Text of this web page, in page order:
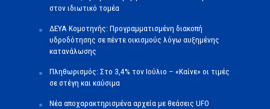
στον ιδιωτικό τομέα
ΔΕΥΑ Κομοτηνής: Προγραμματισμένη διακοπή
υδροδότησης σε πέντε οικισμούς λόγω αυξημένης
κατανάλωσης
Πληθωρισμός: Στο 3,4% τον Ιούλιο – «Καίνε» οι τιμές
σε στέγη και καύσιμα
Νέα αποχαρακτηρισμένα αρχεία με θεάσεις UFO